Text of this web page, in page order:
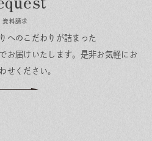
資料請求
へのこだわりが詰まった
お届けいたします。 是非お気軽にお
せください。